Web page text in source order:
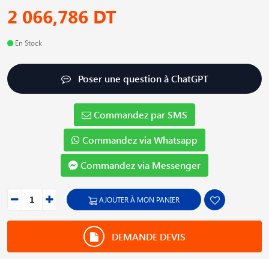
2 066,786 DT
En Stock
Poser une question à ChatGPT
Commandez par SMS
Commandez via Whatsapp
Commandez via Messenger
AJOUTER À MON PANIER
DEMANDE DEVIS